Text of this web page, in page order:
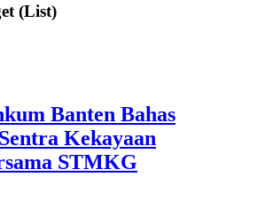
(List)
Banten Bahas
Kekayaan
STMKG